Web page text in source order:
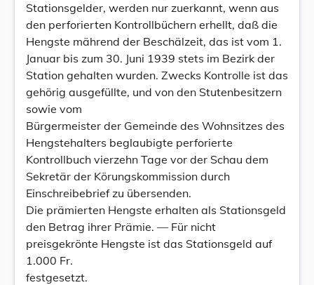
Stationsgelder, werden nur zuerkannt, wenn aus
den perforierten Kontrollbüchern erhellt, daß die
Hengste mährend der Beschälzeit, das ist vom 1.
Januar bis zum 30. Juni 1939 stets im Bezirk der
Station gehalten wurden. Zwecks Kontrolle ist das
gehörig ausgefüllte, und von den Stutenbesitzern
sowie vom
Bürgermeister der Gemeinde des Wohnsitzes des
Hengstehalters beglaubigte perforierte
Kontrollbuch vierzehn Tage vor der Schau dem
Sekretär der Körungskommission durch
Einschreibebrief zu übersenden.
Die prämierten Hengste erhalten als Stationsgeld
den Betrag ihrer Prämie. — Für nicht
preisgekrönte Hengste ist das Stationsgeld auf
1.000 Fr.
festgesetzt.